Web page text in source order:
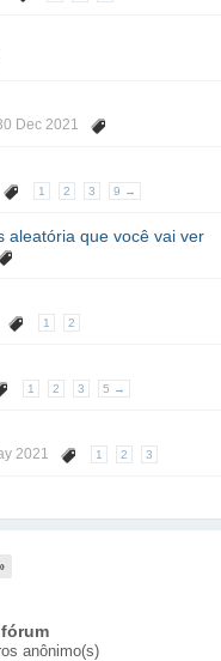
Dec 2021
1 2 3 9 →
aleatória que você vai ver
1 2
1 2 3 5 →
2021 1 2 3
anônimo(s)